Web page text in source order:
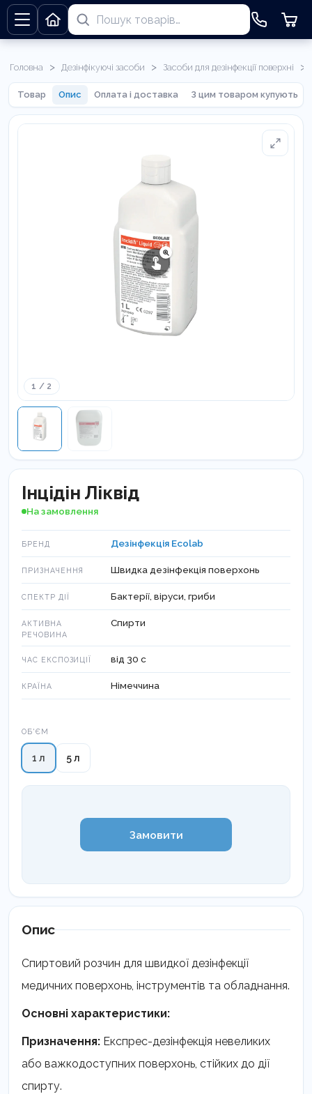
Головна > Дезінфікуючі засоби > Засоби для дезінфекції поверхні >
Товар Опис Оплата і доставка З цим товаром купують
1 / 2
Інцідін Ліквід
На замовлення
БРЕНД Дезінфекція Ecolab
ПРИЗНАЧЕННЯ Швидка дезінфекція поверхонь
СПЕКТР ДІЇ Бактерії, віруси, гриби
АКТИВНА
РЕЧОВИНА
Спирти
ЧАС ЕКСПОЗИЦІЇ від 30 с
КРАЇНА Німеччина
ОБ'ЄМ
1 л 5 л
Замовити
Опис
Спиртовий розчин для швидкої дезінфекції
медичних поверхонь, інструментів та обладнання.
Основні характеристики:
Призначення: Експрес-дезінфекція невеликих
або важкодоступних поверхонь, стійких до дії
спирту.